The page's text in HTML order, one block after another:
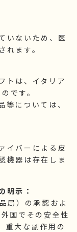
いないため、医
れます。
トは、イタリア
です。
については、
イバーによる皮
機器は存在しま
明示：
局）の承認およ
国でその安全性
重大な副作用の